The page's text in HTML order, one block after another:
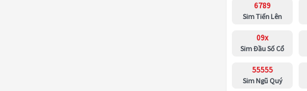
6789
Sim Tiến Lên
09x
Sim Đầu Số Cổ
55555
Sim Ngũ Quý